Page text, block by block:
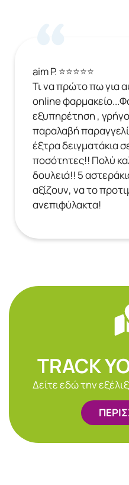
aim P. ⭐⭐⭐⭐⭐
Τι να πρώτο πω για
online
εξυπηρέτηση ,
παραλαβή
έξτρα δειγματάκια
ποσότητες!! Πολύ
δουλειά!! 5
αξίζουν, να το
ανεπιφύλακτα!
TRACK
Δείτε εδώ την